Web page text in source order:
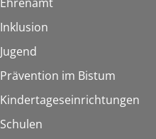
Inklusion
Jugend
Prävention im Bistum
Kindertageseinrichtungen
Schulen